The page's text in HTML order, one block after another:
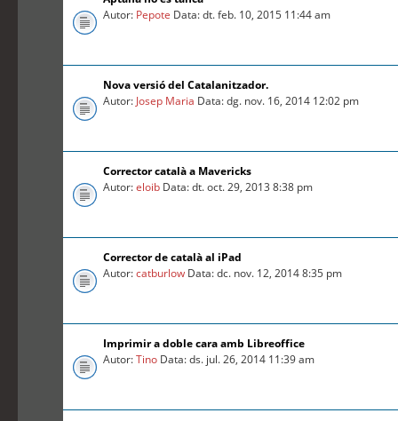
Autor: Pepote Data: dt. feb. 10, 2015 11:44 am
Nova versió del Catalanitzador.
Autor: Josep Maria Data: dg. nov. 16, 2014 12:02 pm
Corrector català a Mavericks
Autor:eloib Data: dt. oct. 29, 2013 8:38 pm
Corrector de català al iPad
Autor:catburlow Data: dc. nov. 12, 2014 8:35 pm
Imprimir a doble cara amb Libreoffice
Autor:Tino Data: ds. jul. 26, 2014 11:39 am